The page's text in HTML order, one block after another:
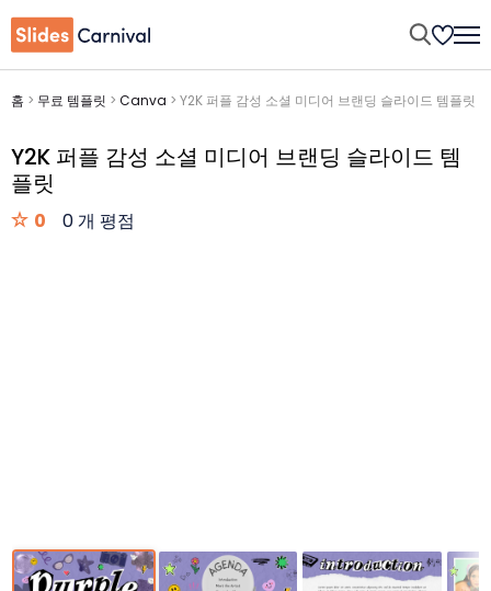
홈 > 무료 템플릿 > Canva > Y2K 퍼플 감성 소셜 미디어 브랜딩 슬라이드 템플릿
Y2K 퍼플 감성 소셜 미디어 브랜딩 슬라이드 템
플릿
0 0 개 평점